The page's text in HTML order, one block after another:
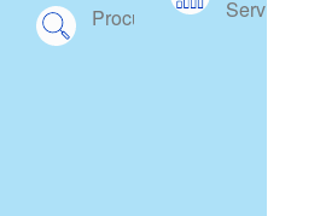
Procurement
Services